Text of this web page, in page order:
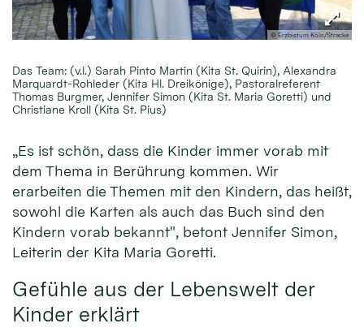
© Erzbistum Köln/Stracke
Das Team: (v.l.) Sarah Pinto Martin (Kita St. Quirin), Alexandra
Marquardt-Rohleder (Kita Hl. Dreikönige), Pastoralreferent
Thomas Burgmer, Jennifer Simon (Kita St. Maria Goretti) und
Christiane Kroll (Kita St. Pius)
„Es ist schön, dass die Kinder immer vorab mit
dem Thema in Berührung kommen. Wir
erarbeiten die Themen mit den Kindern, das heißt,
sowohl die Karten als auch das Buch sind den
Kindern vorab bekannt", betont Jennifer Simon,
Leiterin der Kita Maria Goretti.
Gefühle aus der Lebenswelt der
Kinder erklärt